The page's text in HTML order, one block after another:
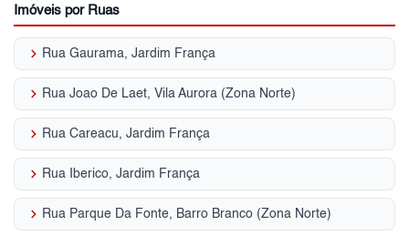
Imóveis por Ruas
keyboard_arrow_right Rua Gaurama, Jardim França
keyboard_arrow_right Rua Joao De Laet, Vila Aurora (Zona Norte)
keyboard_arrow_right Rua Careacu, Jardim França
keyboard_arrow_right Rua Iberico, Jardim França
keyboard_arrow_right Rua Parque Da Fonte, Barro Branco (Zona Norte)